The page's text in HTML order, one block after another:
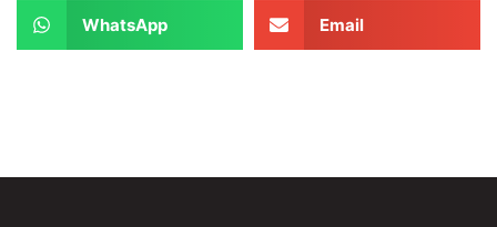
WhatsApp Email